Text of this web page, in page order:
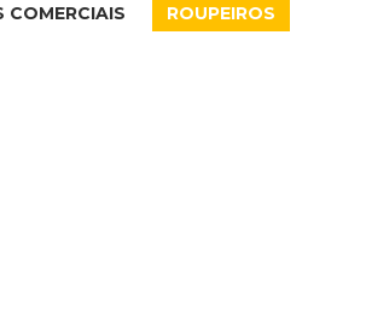
COMERCIAIS
ROUPEIROS